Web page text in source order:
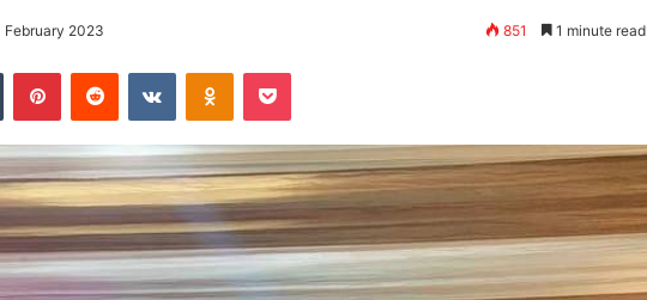
February 2023 851 1 minute read